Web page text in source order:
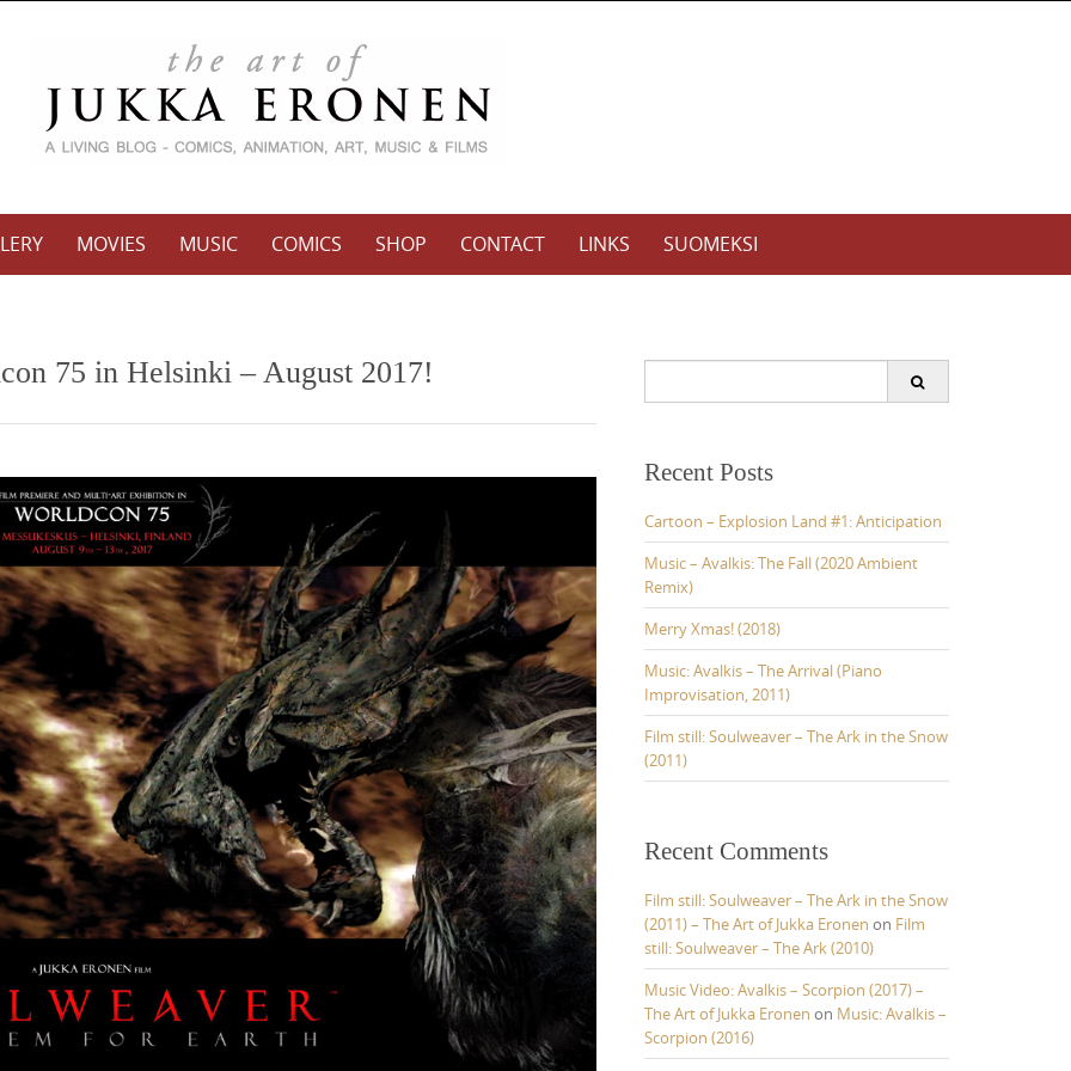
MOVIES MUSIC COMICS SHOP CONTACT LINKS SUOMEKSI
75 in Helsinki – August 2017!
c
f
o
r
:
Recent Posts
Cartoon – Explosion Land #1: Anticipation
Music – Avalkis: The Fall (2020 Ambient
Remix)
Merry Xmas! (2018)
Music: Avalkis – The Arrival (Piano
Improvisation, 2011)
Film still: Soulweaver – The Ark in the Snow
(2011)
Recent Comments
Film still: Soulweaver – The Ark in the Snow
(2011) – The Art of Jukka Eronen on Film
still: Soulweaver – The Ark (2010)
Music Video: Avalkis – Scorpion (2017) –
The Art of Jukka Eronen on Music: Avalkis –
Scorpion (2016)